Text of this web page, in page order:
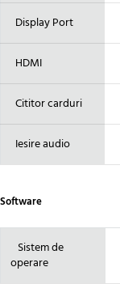
Display Port
HDMI
Cititor carduri
Iesire audio
Software
Sistem de
operare